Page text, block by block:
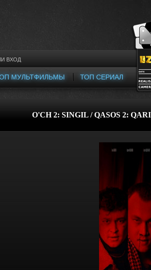
ВХОД
ТОП СЕРИАЛ
МУЛЬТФИЛЬМЫ
O'CH 2: SINGIL / QASOS 2: